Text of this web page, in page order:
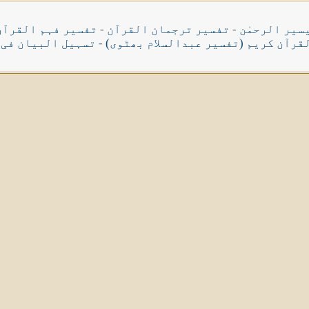
الرحمٰن - تفسیر ترجمان القرآن - تفسیر فہم
کریم (تفسیر عبدالسلام بھٹوی) - تسہیل البیان